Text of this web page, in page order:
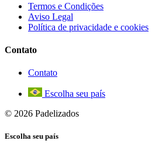
Termos e Condições
Aviso Legal
Política de privacidade e cookies
Contato
Contato
Escolha seu país
© 2026 Padelizados
Escolha seu país